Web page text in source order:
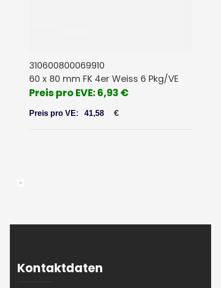
310600800069910
60 x 80 mm FK 4er Weiss 6 Pkg/VE
Preis pro EVE: 6,93 €
Preis pro VE: 41,58 €
Kontaktdaten